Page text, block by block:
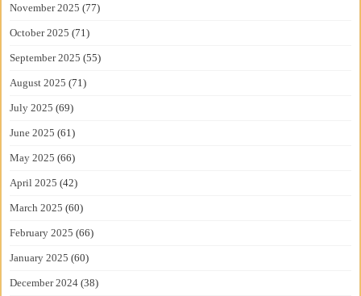
November 2025 (77)
October 2025 (71)
September 2025 (55)
August 2025 (71)
July 2025 (69)
June 2025 (61)
May 2025 (66)
April 2025 (42)
March 2025 (60)
February 2025 (66)
January 2025 (60)
December 2024 (38)